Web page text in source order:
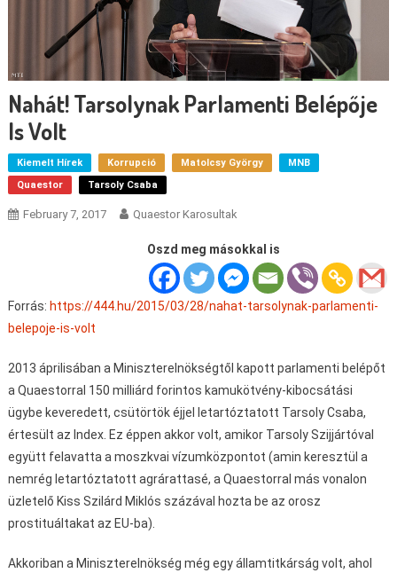
Nahát! Tarsolynak Parlamenti Belépője
Is Volt
Kiemelt Hírek Korrupció Matolcsy György
MNB
Quaestor
Tarsoly Csaba
February 7, 2017 Quaestor Karosultak
Oszd meg másokkal is
Forrás: https://444.hu/2015/03/28/nahat-tarsolynak-parlamenti-
belepoje-is-volt
2013 áprilisában a Miniszterelnökségtől kapott parlamenti belépőt
a Quaestorral 150 milliárd forintos kamukötvény-kibocsátási
ügybe keveredett, csütörtök éjjel letartóztatott Tarsoly Csaba,
értesült az Index. Ez éppen akkor volt, amikor Tarsoly Szijjártóval
együtt felavatta a moszkvai vízumközpontot (amin keresztül a
nemrég letartóztatott agrárattasé, a Quaestorral más vonalon
üzletelő Kiss Szilárd Miklós százával hozta be az orosz
prostituáltakat az EU-ba).
Akkoriban a Miniszterelnökség még egy államtitkárság volt, ahol